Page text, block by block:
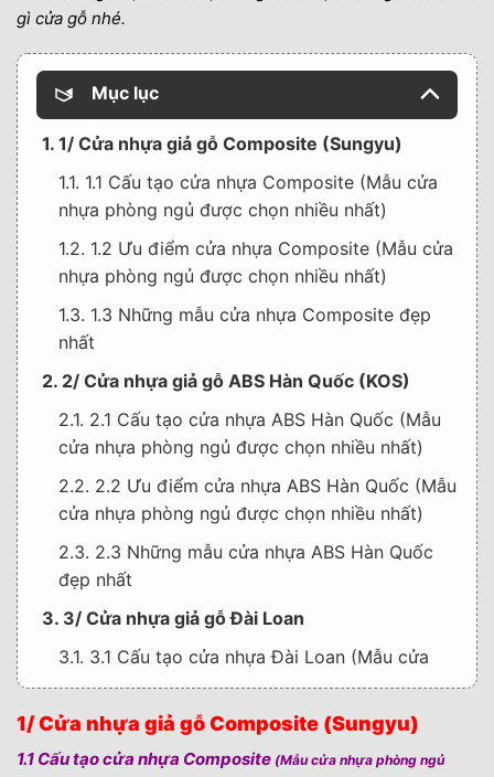
gì cửa gỗ nhé.
Mục lục
1. 1/ Cửa nhựa giả gỗ Composite (Sungyu)
1.1. 1.1 Cấu tạo cửa nhựa Composite (Mẫu cửa
nhựa phòng ngủ được chọn nhiều nhất)
1.2. 1.2 Ưu điểm cửa nhựa Composite (Mẫu cửa
nhựa phòng ngủ được chọn nhiều nhất)
1.3. 1.3 Những mẫu cửa nhựa Composite đẹp
nhất
2. 2/ Cửa nhựa giả gỗ ABS Hàn Quốc (KOS)
2.1. 2.1 Cấu tạo cửa nhựa ABS Hàn Quốc (Mẫu
cửa nhựa phòng ngủ được chọn nhiều nhất)
2.2. 2.2 Ưu điểm cửa nhựa ABS Hàn Quốc (Mẫu
cửa nhựa phòng ngủ được chọn nhiều nhất)
2.3. 2.3 Những mẫu cửa nhựa ABS Hàn Quốc
đẹp nhất
3. 3/ Cửa nhựa giả gỗ Đài Loan
3.1. 3.1 Cấu tạo cửa nhựa Đài Loan (Mẫu cửa
nhựa phòng ngủ được chọn nhiều nhất)
3.2. 3.2 Ưu điểm cửa nhựa Đài Loan (Mẫu cửa
nhựa phòng ngủ được chọn nhiều nhất)
1/ Cửa nhựa giả gỗ Composite (Sungyu)
1.1 Cấu tạo cửa nhựa Composite (Mẫu cửa nhựa phòng ngủ